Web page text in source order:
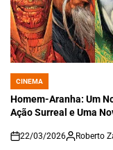
POSTED
IN
CINEMA
Homem-Aranha: Um
Ação Surreal e Uma
on
22/03/2026 Roberto